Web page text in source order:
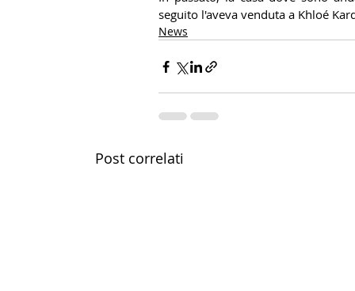
seguito l'aveva venduta a Khloé
News
Post correlati